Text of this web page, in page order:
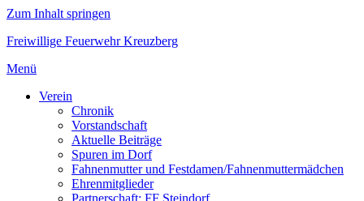
Zum Inhalt springen
Freiwillige Feuerwehr Kreuzberg
Menü
Verein
Chronik
Vorstandschaft
Aktuelle Beiträge
Spuren im Dorf
Fahnenmutter und Festdamen/Fahnenmuttermädchen
Ehrenmitglieder
Partnerschaft: FF Steindorf